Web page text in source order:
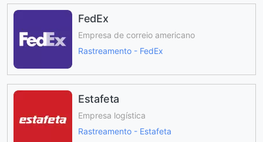
FedEx
Empresa de correio americano
Rastreamento - FedEx
Estafeta
Empresa logística
Rastreamento - Estafeta